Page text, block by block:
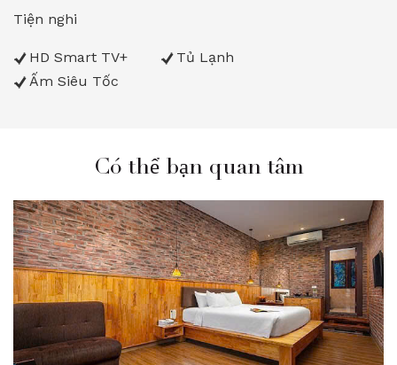
Tiện nghi
HD Smart TV+
Tủ Lạnh
Ấm Siêu Tốc
Có thể bạn quan tâm